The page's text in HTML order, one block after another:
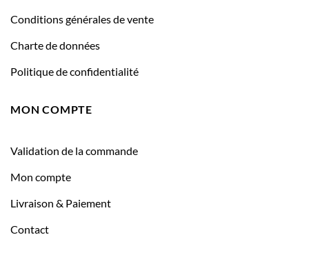
Conditions générales de vente
Charte de données
Politique de confidentialité
MON COMPTE
Validation de la commande
Mon compte
Livraison & Paiement
Contact